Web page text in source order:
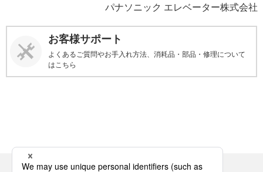
パナソニック エレベーター株式会社
お客様サポート
よくあるご質問やお手入れ方法、消耗品・部品・修理について
はこちら